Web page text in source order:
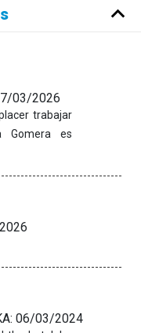
03/2026
trabajar
Gomera es
06/03/2024